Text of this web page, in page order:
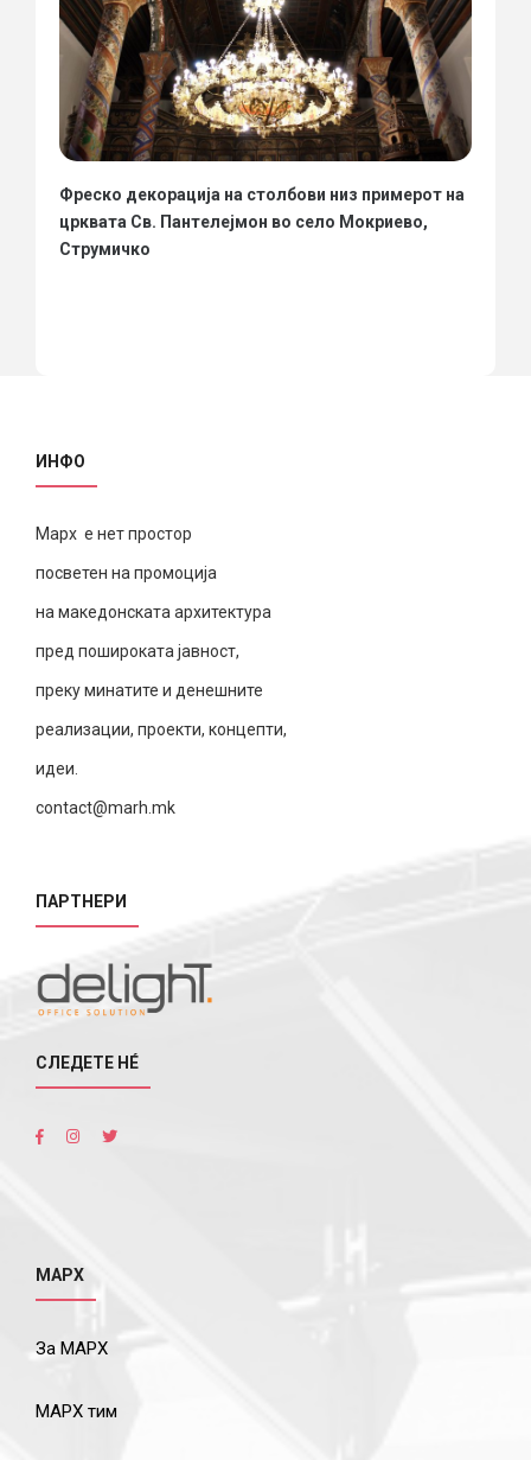
Фреско декорација на столбови низ примерот на
црквата Св. Пантелејмон во село Мокриево,
Струмичко
ИНФО
Марх е нет простор
посветен на промоција
на македонската архитектура
пред пошироката јавност,
преку минатите и денешните
реализации, проекти, концепти,
идеи.
contact@marh.mk
ПАРТНЕРИ
СЛЕДЕТЕ НÉ
МАРХ
За МАРХ
МАРХ тим